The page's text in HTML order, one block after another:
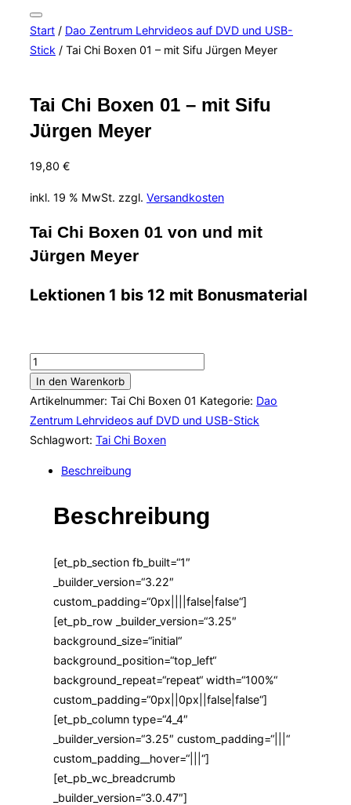
Seitenleiste
&
Navigation
umschalten
Start / Dao Zentrum Lehrvideos auf DVD und USB-
Stick / Tai Chi Boxen 01 – mit Sifu Jürgen Meyer
Tai Chi Boxen 01 – mit Sifu
Jürgen Meyer
19,80 €
inkl. 19 % MwSt. zzgl. Versandkosten
Tai Chi Boxen 01 von und mit
Jürgen Meyer
Lektionen 1 bis 12 mit Bonusmaterial
Tai
Chi
Boxen
01
-
Meyer
In den Warenkorb
Artikelnummer: Tai Chi Boxen 01 Kategorie: Dao
Zentrum Lehrvideos auf DVD und USB-Stick
Schlagwort: Tai Chi Boxen
Beschreibung
Beschreibung
[et_pb_section fb_built=“1″
_builder_version=“3.22″
custom_padding=“0px||||false|false“]
[et_pb_row _builder_version=“3.25″
background_size=“initial“
background_position=“top_left“
background_repeat=“repeat“ width=“100%“
custom_padding=“0px||0px||false|false“]
[et_pb_column type=“4_4″
_builder_version=“3.25″ custom_padding=“|||“
custom_padding__hover=“|||“]
[et_pb_wc_breadcrumb
_builder_version=“3.0.47″]